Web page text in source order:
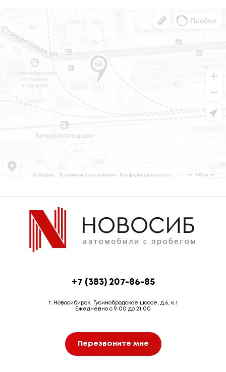
+7 (383) 207-86-85
г. Новосибирск, Гусинобродское шоссе, д.6, к.1
Ежедневно с 9:00 до 21:00
Перезвоните мне